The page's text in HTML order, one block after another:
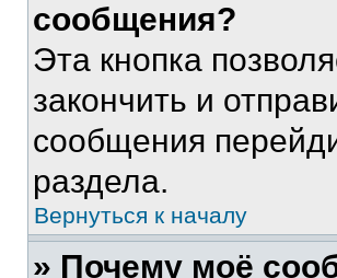
сообщения?
Эта кнопка
закончить и
сообщения
раздела.
Вернуться к началу
» Почему моё